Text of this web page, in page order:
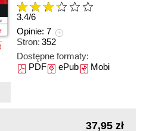
3.4/6
Opinie: 7
Stron: 352
Dostępne formaty:
PDFePubMobi
37,95 zł